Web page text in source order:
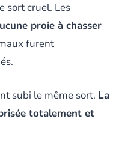
sort cruel. Les
proie à chasser
furent
subi le même sort. La
totalement et